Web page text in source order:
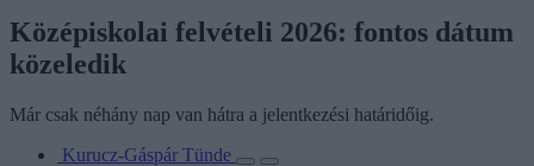
Középiskolai felvételi 2026: fontos dátum
közeledik
Már csak néhány nap van hátra a jelentkezési határidőig.
Kurucz-Gáspár Tünde